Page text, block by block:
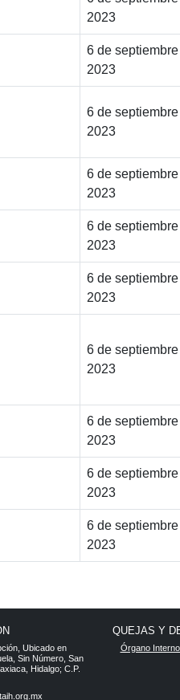
2023
6 de septiembre
2023
6 de septiembre
2023
6 de septiembre
2023
6 de septiembre
2023
6 de septiembre
2023
6 de septiembre
2023
6 de septiembre
2023
6 de septiembre
2023
6 de septiembre
2023
Ubicado en
Sin Número, San
Hidalgo; C.P.
QUEJAS Y
Órgano